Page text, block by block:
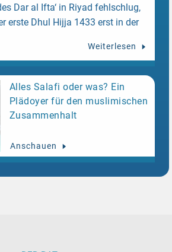
Dar al Ifta‘ in Riyad fehlschlug,
erste Dhul Hijja 1433 erst in der
17. Oktober 2012 beginnen
Fastenbrechen-Fest nach
des Dhul Hijjas aus
eine gewisse Führungsrolle
Welt, der Iran,
sie alle richten sich
saudischen Vorgaben, weil
jeweils gültigen Hajj-Kalender
Weiterlesen
Alles Salafi oder was? Ein
Plädoyer für den muslimischen
Zusammenhalt
Anschauen